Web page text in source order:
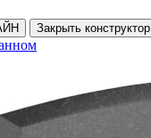
Закрыть конструктор